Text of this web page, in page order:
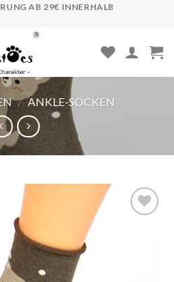
AB 29€ INNERHALB
/ ANKLE-SOCKEN